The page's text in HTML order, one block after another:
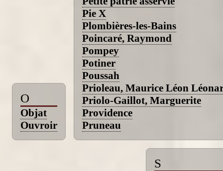
O
Objat
Ouvroir
Pie X
Plombières-les-Bains
Poincaré, Raymond
Pompey
Potiner
Poussah
Prioleau, Maurice Léon
Priolo-Gaillot, Marguerite
Providence
Pruneau
S